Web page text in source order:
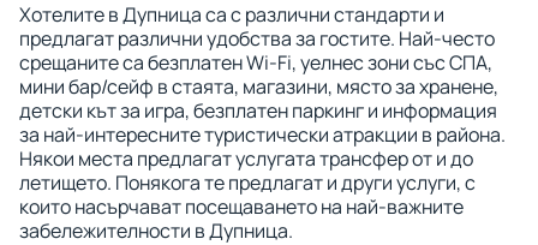
Хотелите в Дупница са с различни стандарти и
предлагат различни удобства за гостите. Най-често
срещаните са безплатен Wi-Fi, уелнес зони със СПА,
мини бар/сейф в стаята, магазини, място за хранене,
детски кът за игра, безплатен паркинг и информация
за най-интересните туристически атракции в района.
Някои места предлагат услугата трансфер от и до
летището. Понякога те предлагат и други услуги, с
които насърчават посещаването на най-важните
забележителности в Дупница.